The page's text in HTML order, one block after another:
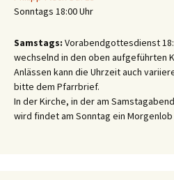
Sonntags 18:00 Uhr
Samstags: Vorabendgottesdienst
wechselnd in den oben aufgeführten
Anlässen kann die Uhrzeit auch
bitte dem Pfarrbrief.
In der Kirche, in der am
wird findet am Sonntag ein